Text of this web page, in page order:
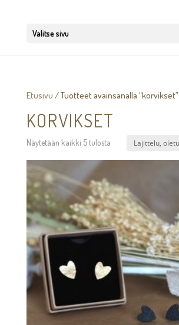
Valitse sivu
Etusivu / Tuotteet avainsanalla “korvikset”
KORVIKSET
Näytetään kaikki 5 tulosta